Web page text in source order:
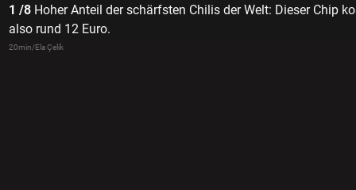
1 /8 Hoher Anteil der schärfsten Chilis der Welt: Dieser Chip
also rund 12 Euro.
20min/Ela Çelik